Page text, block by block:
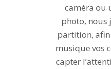
caméra ou
photo, nous
partition, afin
musique vos
capter